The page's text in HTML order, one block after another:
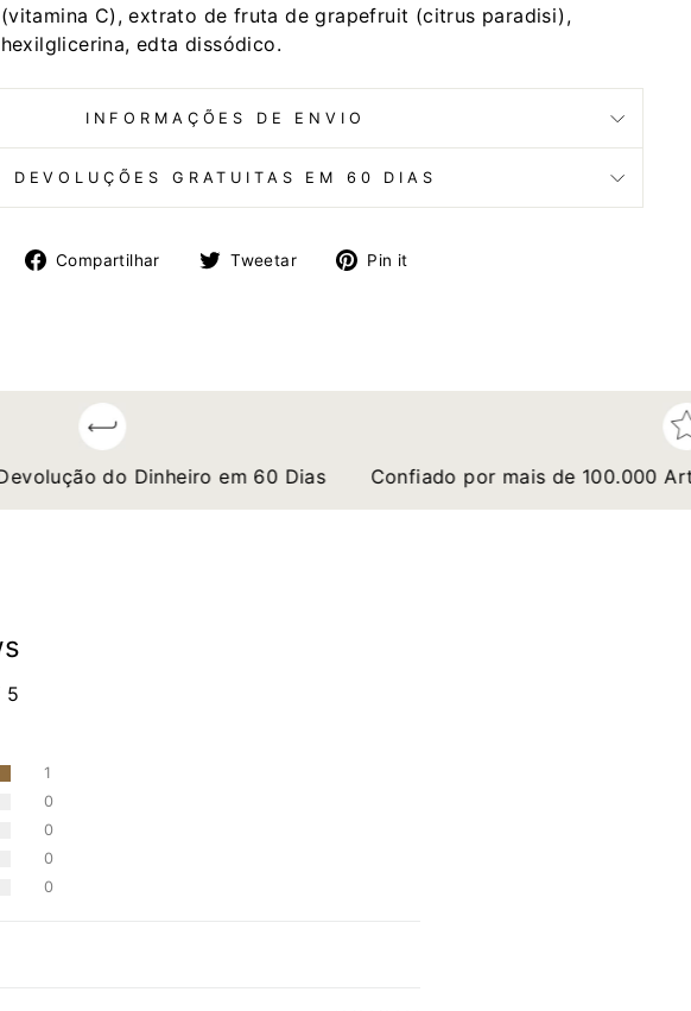
C), extrato de fruta de grapefruit (citrus paradisi),
edta dissódico.
INFORMAÇÕES DE ENVIO
DEVOLUÇÕES GRATUITAS EM 60 DIAS
Compartilhar
Compartilhe
Tweetar
Tuite Pin it
do Dinheiro em 60 Dias Confiado por mais de 100.000
5
1
0
0
0
0